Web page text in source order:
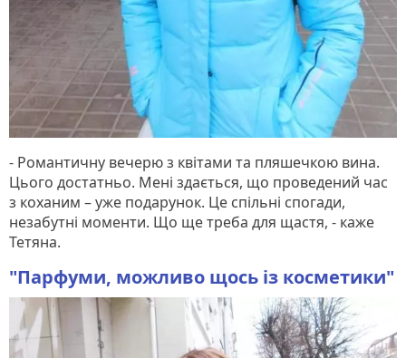
- Романтичну вечерю з квітами та пляшечкою вина.
Цього достатньо. Мені здається, що проведений час
з коханим – уже подарунок. Це спільні спогади,
незабутні моменти. Що ще треба для щастя, - каже
Тетяна.
"Парфуми, можливо щось із косметики"